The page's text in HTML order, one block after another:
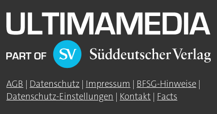
AGB | Datenschutz | Impressum | BFSG-Hinweise |
Datenschutz-Einstellungen | Kontakt | Facts